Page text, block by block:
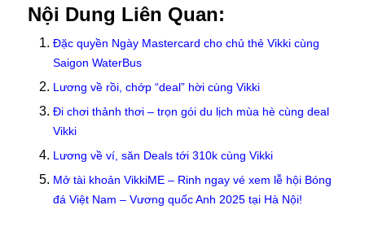
Nội Dung Liên Quan:
Đặc quyền Ngày Mastercard cho chủ thẻ Vikki cùng
Saigon WaterBus
Lương về rồi, chớp “deal” hời cùng Vikki
Đi chơi thảnh thơi – trọn gói du lịch mùa hè cùng deal
Vikki
Lương về ví, săn Deals tới 310k cùng Vikki
Mở tài khoản VikkiME – Rinh ngay vé xem lễ hội Bóng
đá Việt Nam – Vương quốc Anh 2025 tại Hà Nội!